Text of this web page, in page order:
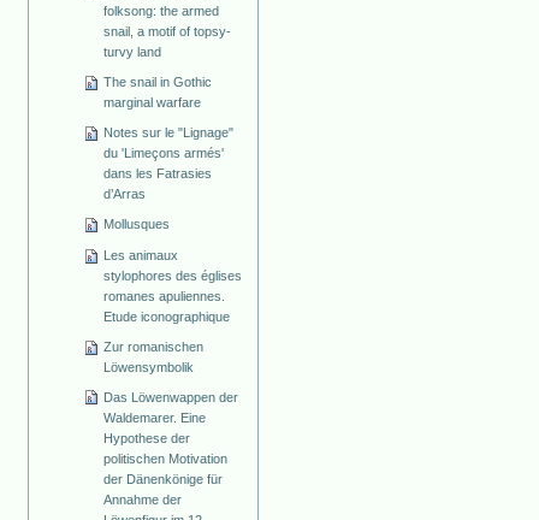
folksong: the armed
snail, a motif of topsy-
turvy land
The snail in Gothic
marginal warfare
Notes sur le "Lignage"
du 'Limeçons armés'
dans les Fatrasies
d’Arras
Mollusques
Les animaux
stylophores des églises
romanes apuliennes.
Etude iconographique
Zur romanischen
Löwensymbolik
Das Löwenwappen der
Waldemarer. Eine
Hypothese der
politischen Motivation
der Dänenkönige für
Annahme der